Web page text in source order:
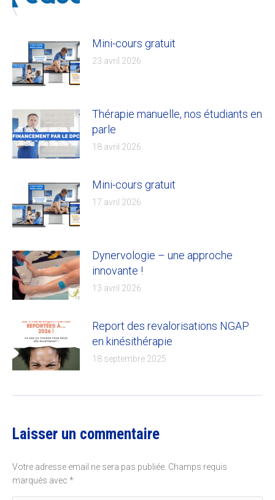
Mini-cours gratuit
23 avril 2026
Thérapie manuelle, nos étudiants en
parle
18 avril 2026
Mini-cours gratuit
17 avril 2026
Dynervologie – une approche
innovante !
13 avril 2026
Report des revalorisations NGAP
en kinésithérapie
18 septembre 2025
Laisser un commentaire
Votre adresse email ne sera pas publiée. Champs requis
marqués avec *